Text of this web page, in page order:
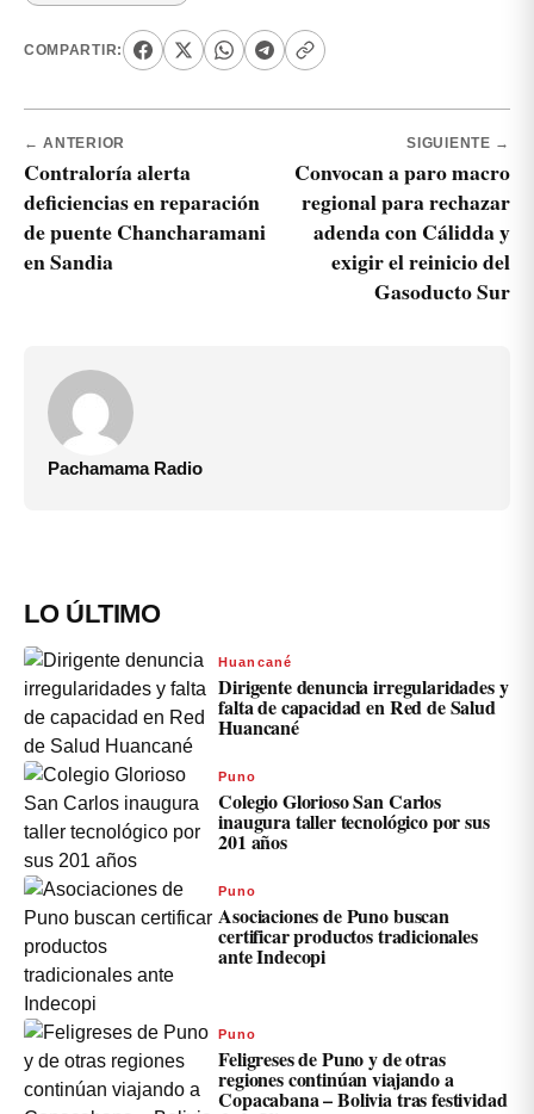
COMPARTIR:
← ANTERIOR
Contraloría alerta
deficiencias en reparación
de puente Chancharamani
en Sandia
SIGUIENTE →
Convocan a paro macro
regional para rechazar
adenda con Cálidda y
exigir el reinicio del
Gasoducto Sur
Pachamama Radio
LO ÚLTIMO
Huancané
Dirigente denuncia irregularidades y
falta de capacidad en Red de Salud
Huancané
Puno
Colegio Glorioso San Carlos
inaugura taller tecnológico por sus
201 años
Puno
Asociaciones de Puno buscan
certificar productos tradicionales
ante Indecopi
Puno
Feligreses de Puno y de otras
regiones continúan viajando a
Copacabana – Bolivia tras festividad